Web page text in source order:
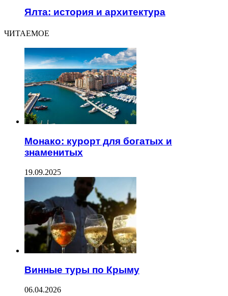
Ялта: история и архитектура
ЧИТАЕМОЕ
Монако: курорт для богатых и
знаменитых
19.09.2025
Винные туры по Крыму
06.04.2026